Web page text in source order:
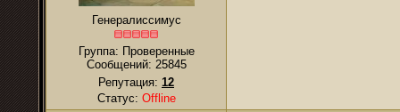
Генералиссимус
Группа: Проверенные
Сообщений: 25845
Репутация: 12
Статус: Offline